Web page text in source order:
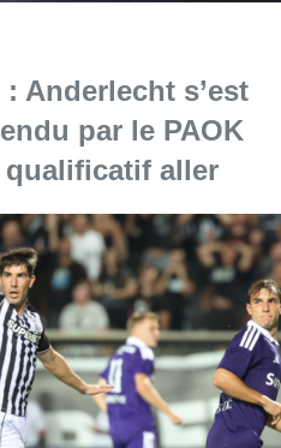
"Europa League :
: Nafi Thiam
de la
50e édition